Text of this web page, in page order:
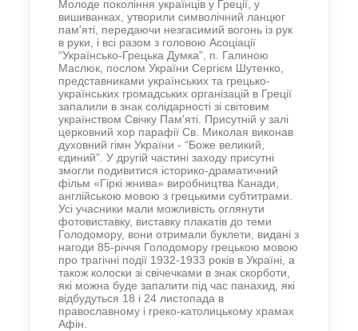
Молоде покоління українців у Греції, у
вишиванках, утворили символічний ланцюг
пам'яті, передаючи незгасимий вогонь із рук
в руки, і всі разом з головою Асоціації
“Українсько-Грецька Думка”, п. Галиною
Маслюк, послом України Сергієм Шутенко,
представниками українських та грецько-
українських громадських організацій в Греції
запалили в знак солідарності зі світовим
українством Свічку Пам'яті. Присутній у залі
церковний хор парафії Св. Миколая виконав
духовний гімн України - “Боже великий,
єдиний”. У другій частині заходу присутні
змогли подивитися історико-драматичний
фільм «Гіркі жнива» виробництва Канади,
англійською мовою з грецькими субтитрами.
Усі учасники мали можливість оглянути
фотовиставку, виставку плакатів до теми
Голодомору, вони отримали буклети, видані з
нагоди 85-річчя Голодомору грецькою мовою
про трагічні події 1932-1933 років в Україні, а
також колоски зі свічечками в знак скорботи,
які можна буде запалити під час панахид, які
відбудуться 18 і 24 листопада в
православному і греко-католицькому храмах
Афін.